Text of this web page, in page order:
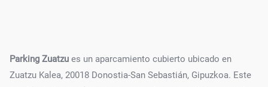
Parking Zuatzu es un aparcamiento cubierto ubicado en
Zuatzu Kalea, 20018 Donostia-San Sebastián, Gipuzkoa. Este